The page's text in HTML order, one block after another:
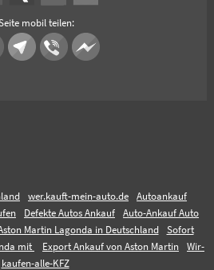
mobil teilen:
wer.kauft-mein-auto.de
Autoankauf
Defekte Autos Ankauf
Auto-Ankauf Auto
Martin Lagonda in Deutschland
Sofort
mit
Export Ankauf von Aston Martin
Wir-
kaufen-alle-KFZ